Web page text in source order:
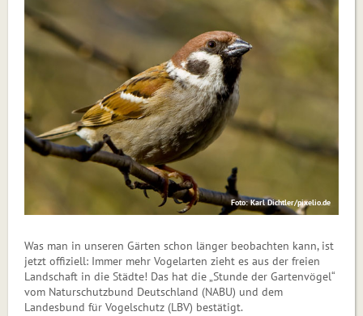
Foto: Karl Dichtler/pixelio.de
Was man in unseren Gärten schon länger beobachten kann, ist
jetzt offiziell: Immer mehr Vogelarten zieht es aus der freien
Landschaft in die Städte! Das hat die „Stunde der Gartenvögel“
vom Naturschutzbund Deutschland (NABU) und dem
Landesbund für Vogelschutz (LBV) bestätigt.